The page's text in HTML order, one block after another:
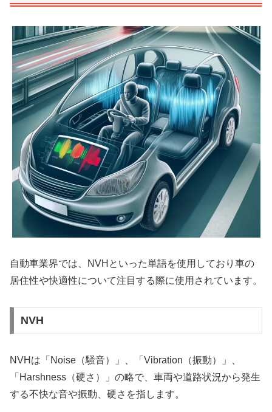
自動車業界では、NVHといった単語を使用しており車の
居住性や快適性について注目する際に使用されています。
NVH
NVHは「Noise（騒音）」、「Vibration（振動）」、
「Harshness（硬さ）」の略で、車両や道路状況から発生
する不快な音や振動、硬さを指します。